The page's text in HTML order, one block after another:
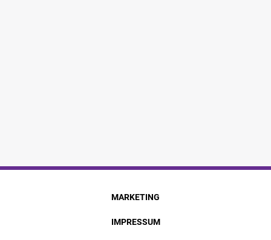
MARKETING
IMPRESSUM